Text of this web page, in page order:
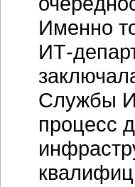
Именно
ИТ-
Службы
процесс